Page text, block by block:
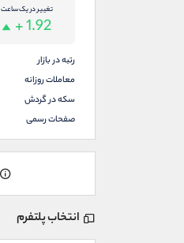
تغییر در یک ساعت
+ 1.92
رتبه در بازار
معاملات روزانه
سکه در گردش
صفحات رسمی
انتخاب پلتفرم